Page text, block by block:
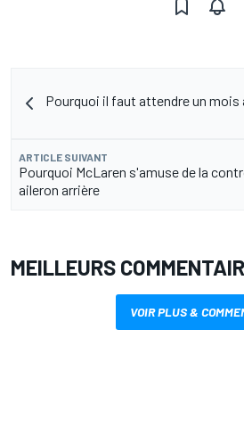
Pourquoi il faut attendre un mois
ARTICLE SUIVANT
Pourquoi McLaren s'amuse de la
aileron arrière
MEILLEURS
VOIR PLUS &